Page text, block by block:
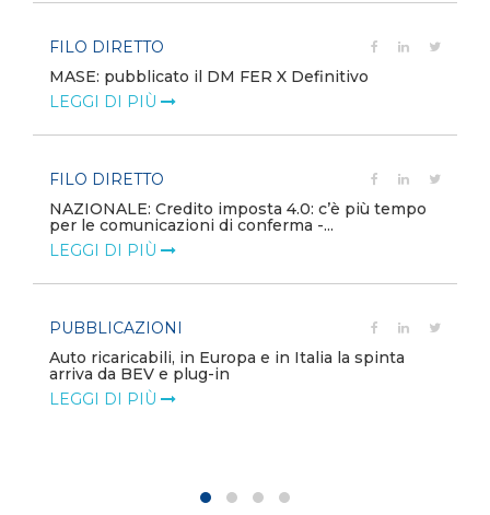
FILO DIRETTO
MASE: pubblicato il DM FER X Definitivo
LEGGI DI PIÙ
FILO DIRETTO
NAZIONALE: Credito imposta 4.0: c’è più tempo
per le comunicazioni di conferma -...
LEGGI DI PIÙ
PUBBLICAZIONI
Auto ricaricabili, in Europa e in Italia la spinta
arriva da BEV e plug-in
LEGGI DI PIÙ